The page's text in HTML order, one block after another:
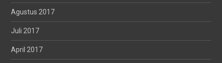
Agustus 2017
Juli 2017
April 2017